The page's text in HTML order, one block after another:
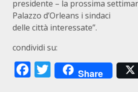
presidente – la prossima
Palazzo d’Orleans i sindaci
delle città interessate”.
condividi su:
Facebook
Twitter
Share